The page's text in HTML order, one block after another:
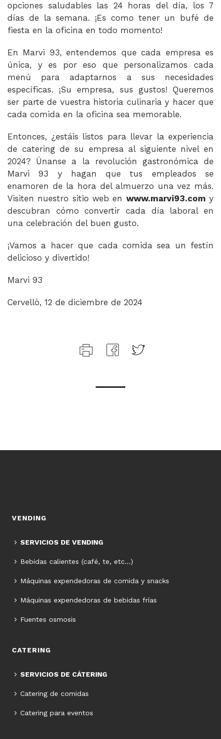
opciones saludables las 24 horas del día, los 7
días de la semana. ¡Es como tener un bufé de
fiesta en la oficina en todo momento!
En Marvi 93, entendemos que cada empresa es
única, y es por eso que personalizamos cada
menú para adaptarnos a sus necesidades
específicas. ¡Su empresa, sus gustos! Queremos
ser parte de vuestra historia culinaria y hacer que
cada comida en la oficina sea memorable.
Entonces, ¿estáis listos para llevar la experiencia
de catering de su empresa al siguiente nivel en
2024? Únanse a la revolución gastronómica de
Marvi 93 y hagan que tus empleados se
enamoren de la hora del almuerzo una vez más.
Visiten nuestro sitio web en www.marvi93.com y
descubran cómo convertir cada día laboral en
una celebración del buen gusto.
¡Vamos a hacer que cada comida sea un festín
delicioso y divertido!
Marvi 93
Cervellò, 12 de diciembre de 2024
VENDING
SERVICIOS DE VENDING
Bebidas calientes (café, te, etc…)
Máquinas expendedoras de comida y snacks
Máquinas expendedoras de bebidas frías
Fuentes osmosis
CATERING
SERVICIOS DE CÁTERING
Catering de comidas
Catering para eventos